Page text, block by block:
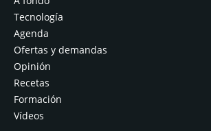
Tecnología
Agenda
Ofertas y demandas
Opinión
Recetas
Formación
Vídeos